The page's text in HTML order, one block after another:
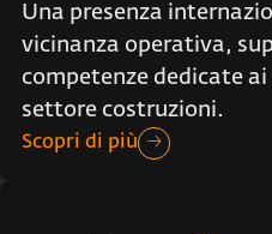
Una presenza
vicinanza operativa,
competenze dedicate
settore costruzioni.
Scopri di più